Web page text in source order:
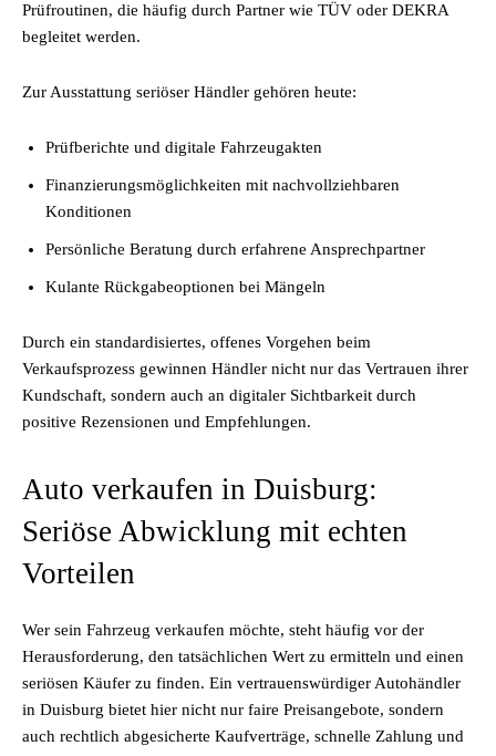
Prüfroutinen, die häufig durch Partner wie TÜV oder DEKRA
begleitet werden.
Zur Ausstattung seriöser Händler gehören heute:
Prüfberichte und digitale Fahrzeugakten
Finanzierungsmöglichkeiten mit nachvollziehbaren
Konditionen
Persönliche Beratung durch erfahrene Ansprechpartner
Kulante Rückgabeoptionen bei Mängeln
Durch ein standardisiertes, offenes Vorgehen beim
Verkaufsprozess gewinnen Händler nicht nur das Vertrauen ihrer
Kundschaft, sondern auch an digitaler Sichtbarkeit durch
positive Rezensionen und Empfehlungen.
Auto verkaufen in Duisburg:
Seriöse Abwicklung mit echten
Vorteilen
Wer sein Fahrzeug verkaufen möchte, steht häufig vor der
Herausforderung, den tatsächlichen Wert zu ermitteln und einen
seriösen Käufer zu finden. Ein vertrauenswürdiger Autohändler
in Duisburg bietet hier nicht nur faire Preisangebote, sondern
auch rechtlich abgesicherte Kaufverträge, schnelle Zahlung und